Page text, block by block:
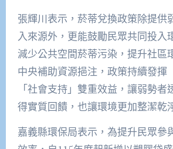
張輝川表示，菸蒂兌換政策除提供
入來源外，更能鼓勵民眾共同投入
減少公共空間菸蒂污染，提升社區
中央補助資源挹注，政策持續發揮
「社會支持」雙重效益，讓弱勢者
得實質回饋，也讓環境更加整潔乾
嘉義縣環保局表示，為提升民眾參